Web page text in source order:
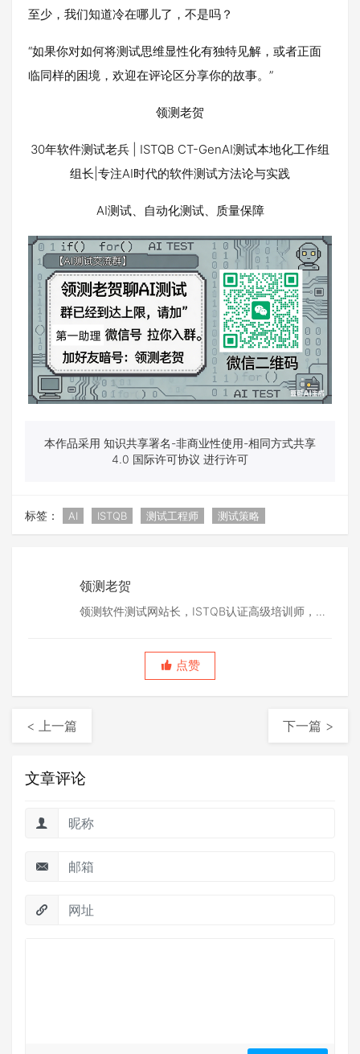
至少，我们知道冷在哪儿了，不是吗？
“如果你对如何将测试思维显性化有独特见解，或者正面
临同样的困境，欢迎在评论区分享你的故事。”
领测老贺
30年软件测试老兵 | ISTQB CT-GenAI测试本地化工作组
组长|专注AI时代的软件测试方法论与实践
AI测试、自动化测试、质量保障
本作品采用 知识共享署名-非商业性使用-相同方式共享
4.0 国际许可协议 进行许可
标签： AI ISTQB 测试工程师 测试策略
领测老贺
领测软件测试网站长，ISTQB认证高级培训师，
测老贺聊软件测试制造者。
点赞
< 上一篇 下一篇 >
文章评论